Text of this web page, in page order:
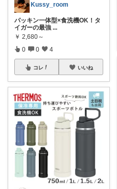
Kussy_room
パッキン一体型×食洗機OK！タ
イガーの最強 ...
￥ 2,680～
0 0 4
コレ いいね